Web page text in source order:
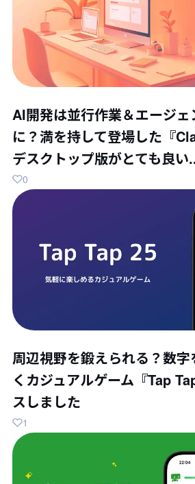
AI開発は並行作業＆エージ
に？満を持して登場した『
デスクトップ版がとても良い
0
周辺視野を鍛えられる？数
くカジュアルゲーム『Tap
スしました
1